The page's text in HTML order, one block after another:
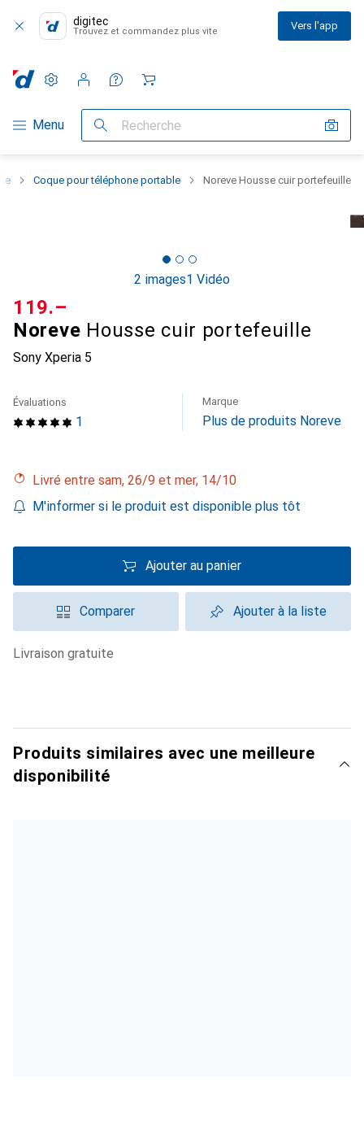
digitec
Trouvez et commandez plus vite Vers l'app
Navigation par catégorie
Menu Recherche
Paramètres
Compte client
Listes de comparaison
Listes d'envies
Panier
Coque pour téléphone portable Noreve Housse cuir portefeuille
2 images1 Vidéo
Noreve Housse cuir portefeuille
Sony Xperia 5
CHF
119.–
1
Évaluations Marque
Plus de produits Noreve
Livré entre sam, 26/9 et mer, 14/10
M'informer si le produit est disponible plus tôt
Ajouter au panier
Comparer Ajouter à la liste
livraison gratuite
Produits similaires avec une meilleure
disponibilité